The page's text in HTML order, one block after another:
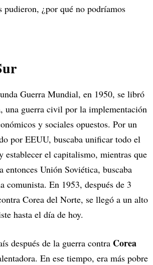
pudieron, ¿por qué no podríamos
Guerra Mundial, en 1950, se libró
una guerra civil por la implementación
y sociales opuestos. Por un
por EEUU, buscaba unificar todo el
establecer el capitalismo, mientras que
entonces Unión Soviética, buscaba
comunista. En 1953, después de 3
Corea del Norte, se llegó a un alto
hasta el día de hoy.
después de la guerra contra Corea
En ese tiempo, era más pobre